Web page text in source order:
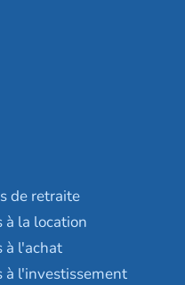
Médicis
de retraite
à la location
à l'achat
à l'investissement